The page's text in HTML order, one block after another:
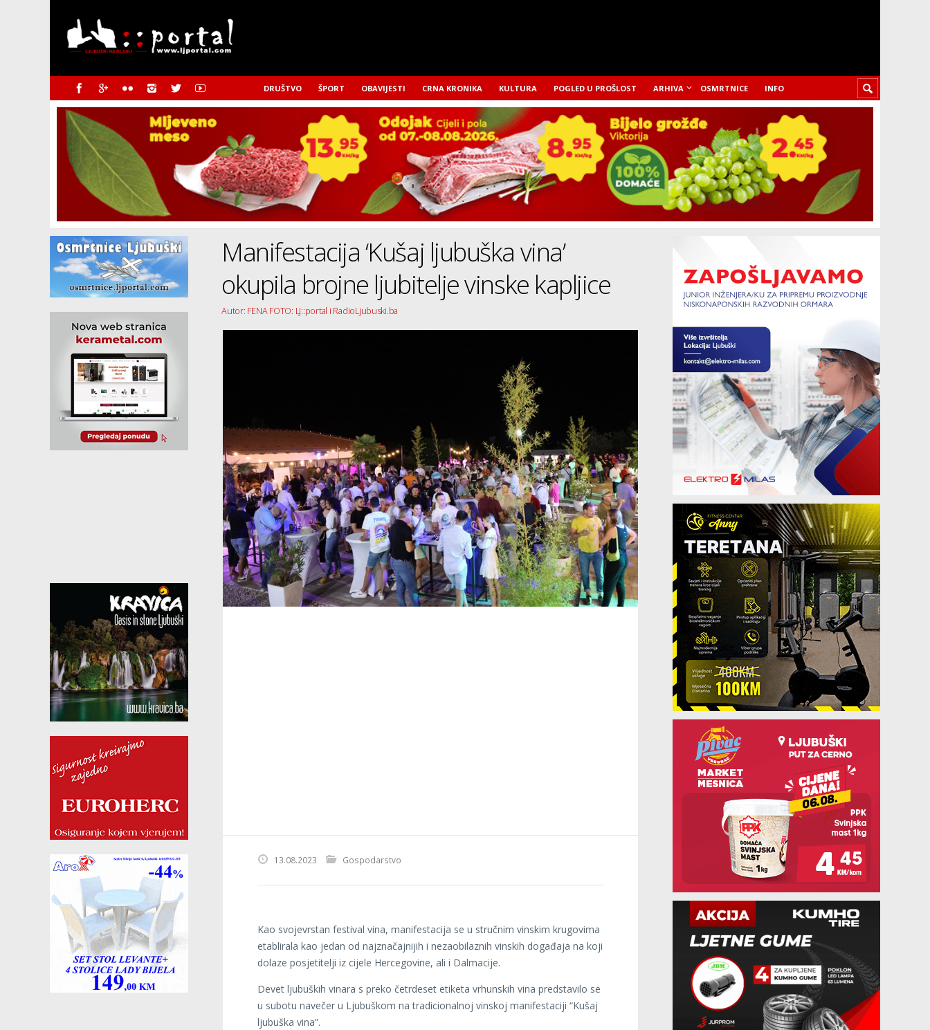
DRUŠTVO ŠPORT OBAVIJESTI CRNA KRONIKA KULTURA POGLED U PROŠLOST ARHIVA OSMRTNICE INFO
Manifestacija ‘Kušaj ljubuška vina’
okupila brojne ljubitelje vinske kapljice
Autor: FENA FOTO: LJ::portal i RadioLjubuski.ba
13.08.2023 Gospodarstvo
Kao svojevrstan festival vina, manifestacija se u stručnim vinskim krugovima
etablirala kao jedan od najznačajnijih i nezaobilaznih vinskih događaja na koji
dolaze posjetitelji iz cijele Hercegovine, ali i Dalmacije.
Devet ljubuških vinara s preko četrdeset etiketa vrhunskih vina predstavilo se
u subotu navečer u Ljubuškom na tradicionalnoj vinskoj manifestaciji “Kušaj
ljubuška vina”.